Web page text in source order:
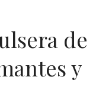
de
y